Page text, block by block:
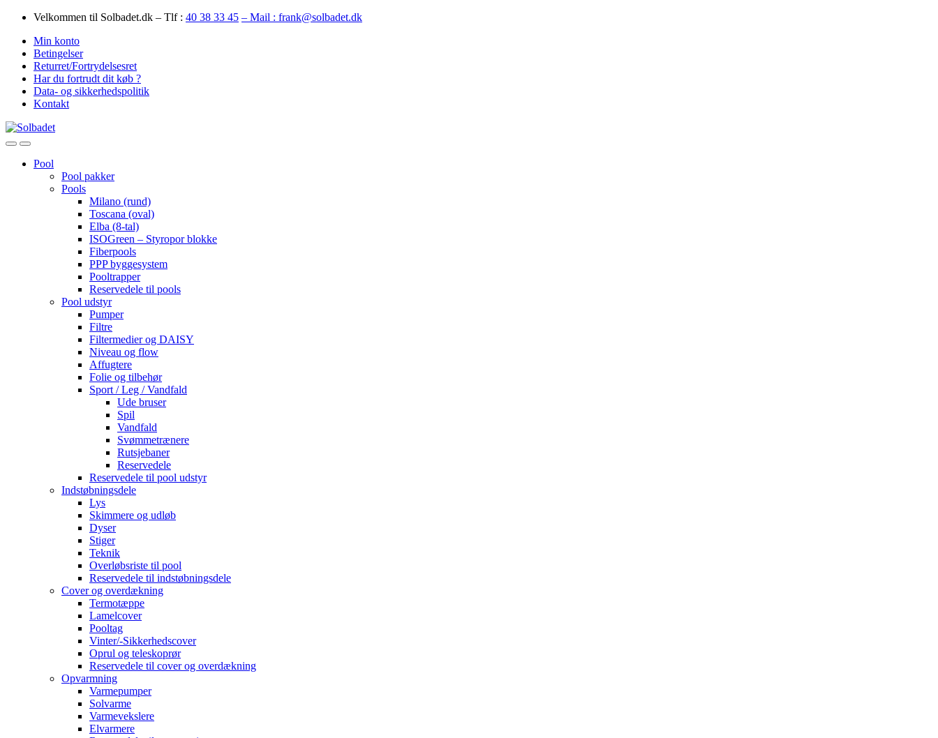
Skip
navigation
Skip
content
Velkommen til Solbadet.dk – Tlf : 40 38 33 45 – Mail : frank@solbadet.dk
Min konto
Betingelser
Returret/Fortrydelsesret
Har du fortrudt dit køb ?
Data- og sikkerhedspolitik
Kontakt
OpenClose
Pool
Pool pakker
Pools
Milano (rund)
Toscana (oval)
Elba (8-tal)
ISOGreen – Styropor blokke
Fiberpools
PPP byggesystem
Pooltrapper
Reservedele til pools
Pool udstyr
Pumper
Filtre
Filtermedier og DAISY
Niveau og flow
Affugtere
Folie og tilbehør
Sport / Leg / Vandfald
Ude bruser
Spil
Vandfald
Svømmetrænere
Rutsjebaner
Reservedele
Reservedele til pool udstyr
Indstøbningsdele
Lys
Skimmere og udløb
Dyser
Stiger
Teknik
Overløbsriste til pool
Reservedele til indstøbningsdele
Cover og overdækning
Termotæppe
Lamelcover
Pooltag
Vinter/-Sikkerhedscover
Oprul og teleskoprør
Reservedele til cover og overdækning
Opvarmning
Varmepumper
Solvarme
Varmevekslere
Elvarmere